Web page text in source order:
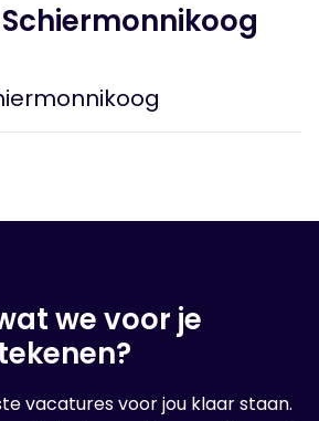
we voor je
vacatures voor jou klaar staan.